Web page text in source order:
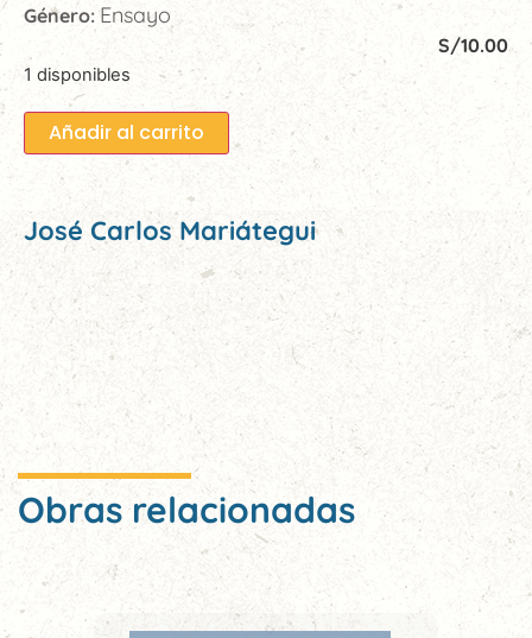
Género:Ensayo
S/10.00
1 disponibles
Añadir al carrito
José Carlos Mariátegui
Obras relacionadas